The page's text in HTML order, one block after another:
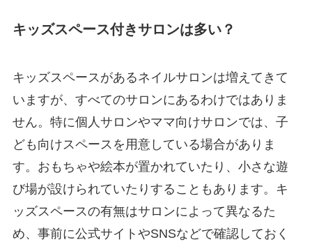
キッズスペース付きサロンは多い？
キッズスペースがあるネイルサロンは増えてきて
いますが、すべてのサロンにあるわけではありま
せん。特に個人サロンやママ向けサロンでは、子
ども向けスペースを用意している場合がありま
す。おもちゃや絵本が置かれていたり、小さな遊
び場が設けられていたりすることもあります。キ
ッズスペースの有無はサロンによって異なるた
め、事前に公式サイトやSNSなどで確認しておく